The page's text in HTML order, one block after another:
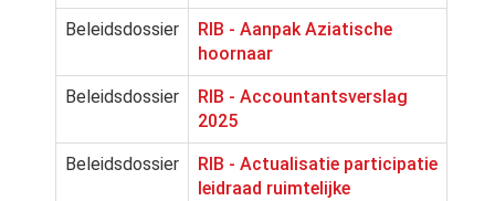
Beleidsdossier
RIB - Aanpak Aziatische
hoornaar
Beleidsdossier
RIB - Accountantsverslag
2025
Beleidsdossier
RIB - Actualisatie participatie
leidraad ruimtelijke